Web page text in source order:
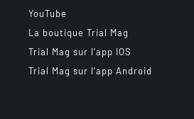
YouTube
La boutique Trial Mag
Trial Mag sur l’app IOS
Trial Mag sur l’app Android